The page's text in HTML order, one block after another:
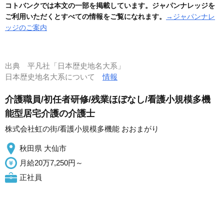
コトバンクでは本文の一部を掲載しています。ジャパンナレッジを
ご利用いただくとすべての情報をご覧になれます。
→ジャパンナレ
ッジのご案内
出典 平凡社「日本歴史地名大系」
日本歴史地名大系について情報
介護職員/初任者研修/残業ほぼなし/看護小規模多機
能型居宅介護の介護士
株式会社虹の街/看護小規模多機能 おおまがり
秋田県 大仙市
月給20万7,250円～
正社員